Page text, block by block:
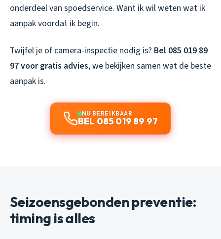
onderdeel van spoedservice. Want ik wil weten wat ik
aanpak voordat ik begin.
Twijfel je of camera-inspectie nodig is? Bel 085 019 89
97 voor gratis advies, we bekijken samen wat de beste
aanpak is.
NU BEREIKBAAR
BEL 085 019 89 97
Seizoensgebonden preventie:
timing is alles